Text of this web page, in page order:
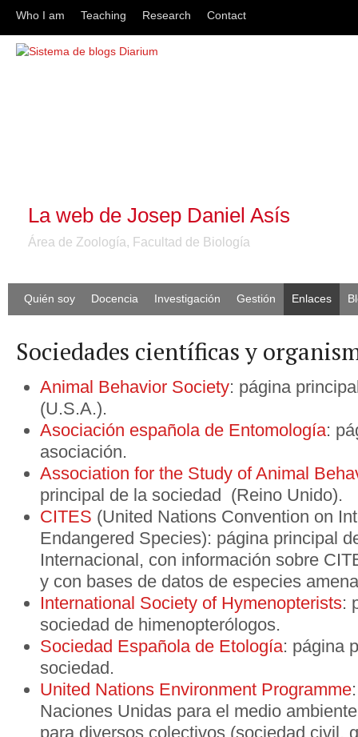
Who I am Teaching Research Contact
La web de Josep Daniel Asís
Área de Zoología, Facultad de Biología
Quién soy Docencia Investigación Gestión Enlaces
Sociedades científicas y
Animal Behavior Society: página
(U.S.A.).
Asociación española de Entomología:
asociación.
Association for the Study of Animal
principal de la sociedad (Reino Unido).
CITES (United Nations Convention on
Endangered Species): página principal
Internacional, con información sobre
y con bases de datos de especies
International Society of Hymenopterists:
sociedad de himenopterólogos.
Sociedad Española de Etología: página
sociedad.
United Nations Environment Programme
Naciones Unidas para el medio
para diversos colectivos (sociedad civil,